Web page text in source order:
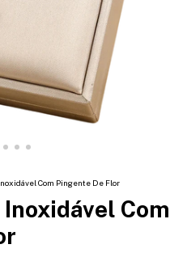
Com Pingente De Flor
Com